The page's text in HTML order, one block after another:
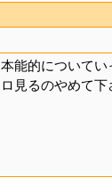
能的について
見るのやめて